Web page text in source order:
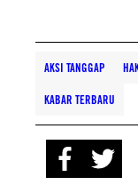
AKSI TANGGAP
KABAR TERBARU